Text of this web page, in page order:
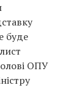
буде
ОПУ